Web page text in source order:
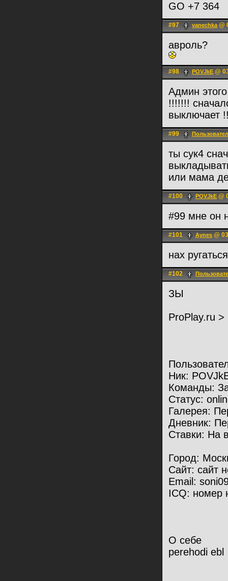
GO +7 364
#97 vanechka@
авроль?
#98 POVJkE @
Админ
!!!!!!!
выключает
#99
ты сук4
или мама
#100 POVJkE @
#99 мне он
#101 Aynes @
нах
#102
ЗЫ
ProPlay.ru >
Ник:
Команды:
Статус:
Галерея:
Дневник:
Ставки: На
Город:
Сайт: сайт
Email:
ICQ: номер
О себе
perehodi ebl